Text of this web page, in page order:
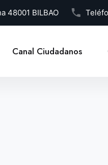
48001 BILBAO
Canal Ciudadanos